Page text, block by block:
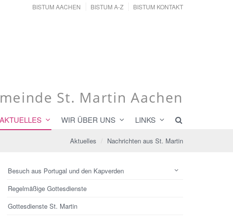
BISTUM AACHEN BISTUM A-Z BISTUM KONTAKT
St. Martin Aachen
AKTUELLES WIR ÜBER UNS LINKS
Aktuelles Nachrichten aus St. Martin
Besuch aus Portugal und den Kapverden
Regelmäßige Gottesdienste
Gottesdienste St. Martin